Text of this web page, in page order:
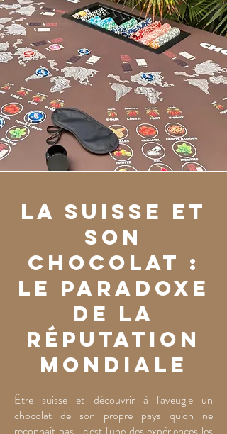
La Suisse et
son
chocolat :
le paradoxe
de la
réputation
mondiale
Être suisse et découvrir à l'aveugle un
chocolat de son propre pays qu'on ne